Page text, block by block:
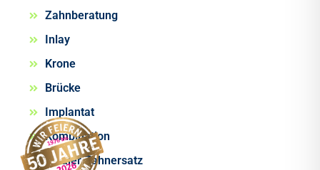
Zahnberatung
Inlay
Krone
Brücke
Implantat
Kombination
Totaler Zahnersatz